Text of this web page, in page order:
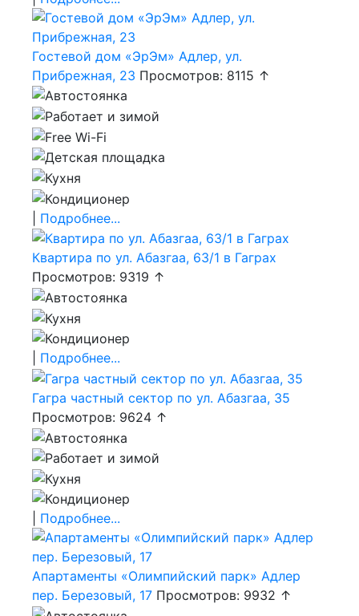
Гостевой дом «ЭрЭм» Адлер, ул.
Прибрежная, 23 Просмотров: 8115 ↑
Подробнее...
Квартира по ул. Абазгаа, 63/1 в Гаграх
Просмотров: 9319 ↑
Подробнее...
Гагра частный сектор по ул. Абазгаа, 35
Просмотров: 9624 ↑
Подробнее...
Апартаменты «Олимпийский парк» Адлер
пер. Березовый, 17 Просмотров: 9932 ↑